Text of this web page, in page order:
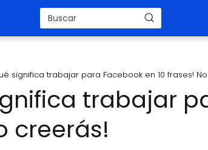
significa trabajar para Facebook en 10 frases!
trabajar
creerás!